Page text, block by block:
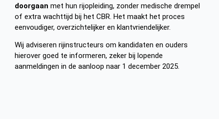
doorgaan met hun rijopleiding, zonder medische drempel
of extra wachttijd bij het CBR. Het maakt het proces
eenvoudiger, overzichtelijker en klantvriendelijker.
Wij adviseren rijinstructeurs om kandidaten en ouders
hierover goed te informeren, zeker bij lopende
aanmeldingen in de aanloop naar 1 december 2025.